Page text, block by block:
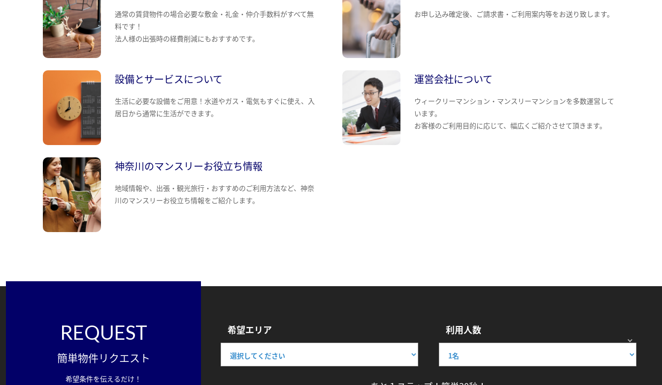
通常の賃貸物件の場合必要な敷金・礼金・仲介手数料がすべて無
料です！
法人様の出張時の経費削減にもおすすめです。
お申し込み確定後、ご請求書・ご利用案内等をお送り致します。
設備とサービスについて
生活に必要な設備をご用意！水道やガス・電気もすぐに使え、入
居日から通常に生活ができます。
運営会社について
ウィークリーマンション・マンスリーマンションを多数運営して
います。
お客様のご利用目的に応じて、幅広くご紹介させて頂きます。
神奈川のマンスリーお役立ち情報
地域情報や、出張・観光旅行・おすすめのご利用方法など、神奈
川のマンスリーお役立ち情報をご紹介します。
REQUEST
簡単物件リクエスト
希望条件を伝えるだけ！
希望エリア 利用人数